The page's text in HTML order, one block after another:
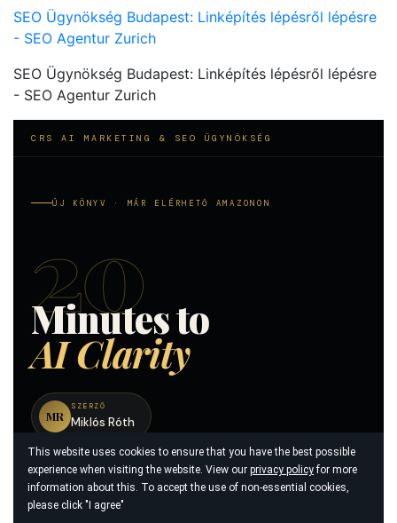
SEO Ügynökség Budapest: Linképítés lépésről lépésre
- SEO Agentur Zurich
SEO Ügynökség Budapest: Linképítés lépésről lépésre
- SEO Agentur Zurich